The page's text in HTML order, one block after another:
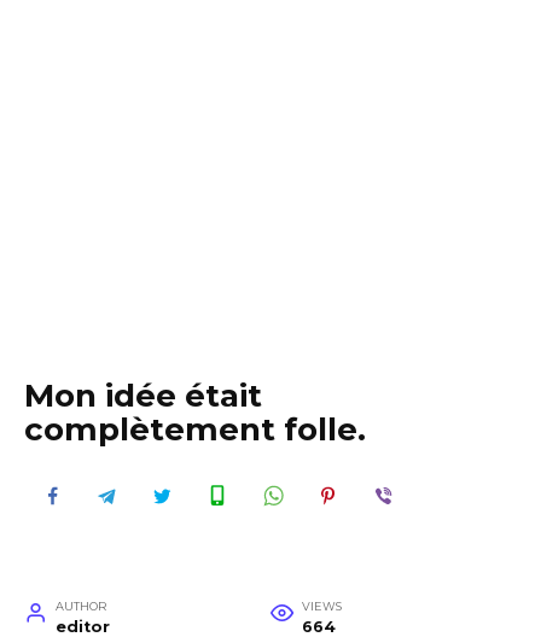
Mon idée était
complètement folle.
AUTHOR
editor
VIEWS
664